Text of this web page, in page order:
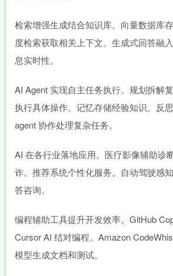
检索增强生成结合知识库。向量数据库
度检索获取相关上下文。生成式回答融
息实时性。
AI Agent 实现自主任务执行。规划拆解
执行具体操作。记忆存储经验知识。反
agent 协作处理复杂任务。
AI 在各行业落地应用。医疗影像辅助诊
诈。推荐系统个性化服务。自动驾驶感
答咨询。
编程辅助工具提升开发效率。GitHub
Cursor AI 结对编程。Amazon
模型生成文档和测试。